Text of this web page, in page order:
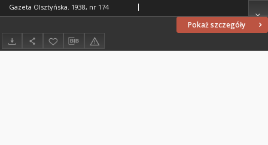
Pokaż szczegóły
Gazeta Olsztyńska. 1938, nr 174